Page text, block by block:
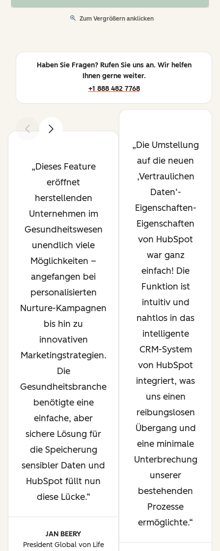
Zum Vergrößern anklicken
Haben Sie Fragen? Rufen Sie uns an. Wir helfen
Ihnen gerne weiter.
+1 888 482 7768
ZurückWeiter
Dieses Feature
eröffnet
herstellenden
Unternehmen im
Gesundheitswesen
unendlich viele
Möglichkeiten –
angefangen bei
personalisierten
Nurture-Kampagnen
bis hin zu
innovativen
Marketingstrategien.
Die
Gesundheitsbranche
benötigte eine
einfache, aber
sichere Lösung für
die Speicherung
sensibler Daten und
HubSpot füllt nun
diese Lücke.
JAN BEERY
President Global von Life
Die Umstellung
auf die neuen
‚Vertraulichen
Daten‘-
Eigenschaften-
Eigenschaften
von HubSpot
war ganz
einfach! Die
Funktion ist
intuitiv und
nahtlos in das
intelligente
CRM-System
von HubSpot
integriert, was
uns einen
reibungslosen
Übergang und
eine minimale
Unterbrechung
unserer
bestehenden
Prozesse
ermöglichte.